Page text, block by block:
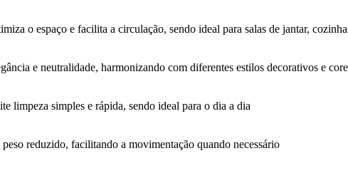
o espaço e facilita a circulação, sendo ideal para salas de jantar,
e neutralidade, harmonizando com diferentes estilos decorativos e
limpeza simples e rápida, sendo ideal para o dia a dia
peso reduzido, facilitando a movimentação quando necessário